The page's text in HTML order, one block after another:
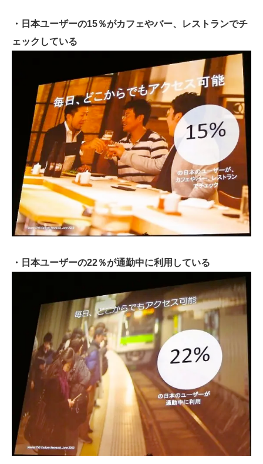
・日本ユーザーの15％がカフェやバー、レストランでチ
ェックしている
・日本ユーザーの22％が通勤中に利用している